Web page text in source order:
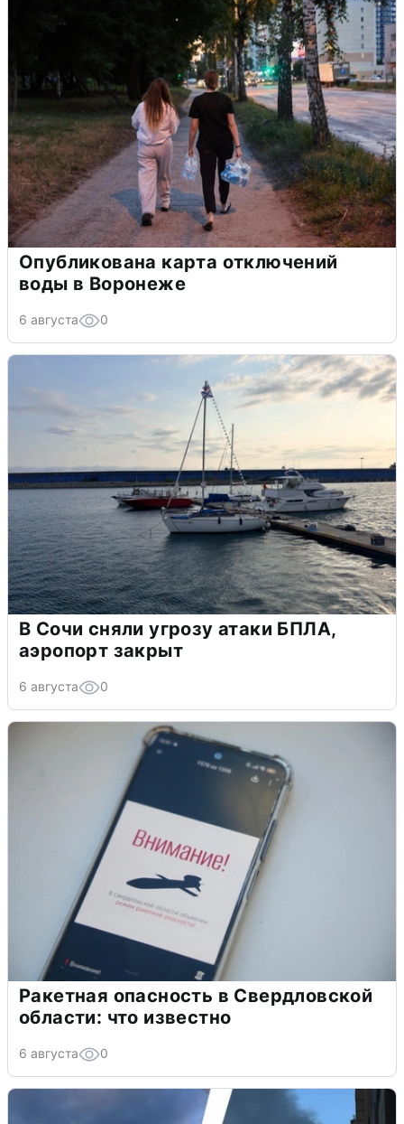
Опубликована карта отключений
воды в Воронеже
6 августа 0
В Сочи сняли угрозу атаки БПЛА,
аэропорт закрыт
6 августа 0
Ракетная опасность в Свердловской
области: что известно
6 августа 0